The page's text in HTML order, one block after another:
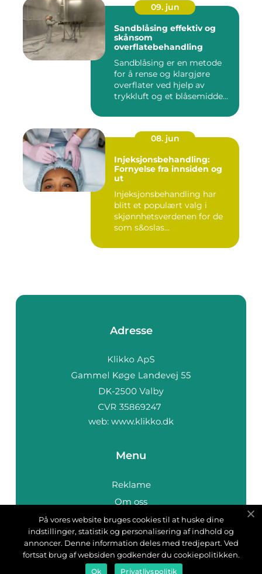
09. jun
Sandblåsing effektiv og
skånsom
overflatebehandling
Sandblåsing er en metode
for å rense og klargjøre
overflater ved hjelp av
trykkluft og et blåsemidde...
08. jun
Injeksjonsbehandling:
Fornyelse fra innsiden og
ut
Injeksjonsbehandling har
blitt et populært valg i
skjønnhetsverdenen for de
som s&oslas...
Adresse
web: www.klikko.dk
Menu
Reklame
Om oss
Cookies
Kontakt Oss
Sitemap
På vores website bruges cookies til at huske dine
indstillinger, statistik og personalisering af indhold og
annoncer. Denne information deles med tredjepart. Ved
fortsat brug af websiden godkender du cookiepolitikken.
Ok Privatlivspolitik